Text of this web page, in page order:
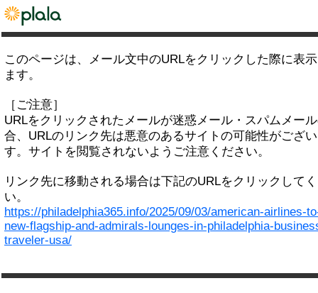
このページは、メール文中のURLをクリックした際に表
ます。
［ご注意］
URLをクリックされたメールが迷惑メール・スパムメー
合、URLのリンク先は悪意のあるサイトの可能性がござ
す。サイトを閲覧されないようご注意ください。
リンク先に移動される場合は下記のURLをクリックして
い。
https://philadelphia365.info/2025/09/03/american-airlines-
new-flagship-and-admirals-lounges-in-philadelphia-
traveler-usa/